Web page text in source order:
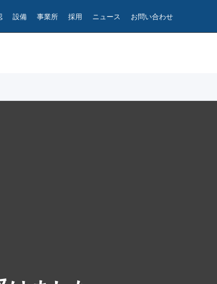
設備 事業所 採用 ニュース お問い合わせ